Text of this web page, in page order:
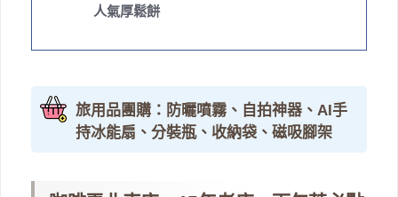
人氣厚鬆餅
旅用品團購：防曬噴霧、自拍神器、AI手
持冰能扇、分裝瓶、收納袋、磁吸腳架